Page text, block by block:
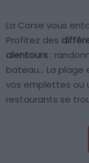
La Corse vous
Profitez des
alentours :
bateau… La plage
vos emplettes ou
restaurants se